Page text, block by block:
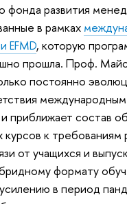
фонда развития
в рамках
EFMD, которую
прошла. Проф.
постоянно
приближает состав
курсов к требованиям
от учащихся и
формату
в период